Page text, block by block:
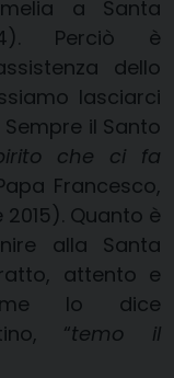
a Santa
Perciò è
dello
lasciarci
il Santo
che ci fa
Francesco,
Quanto è
alla Santa
attento e
me lo dice
“temo il